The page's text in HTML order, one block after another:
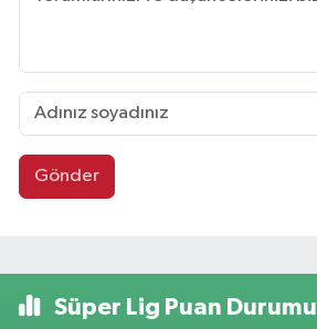
Gönder
Süper Lig Puan Durumu